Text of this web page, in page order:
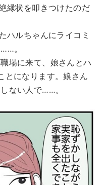
縁状を叩きつけたのだ
ハルちゃんにライコミ
。
場に来て、娘さんとハ
とになります。娘さん
ない人で……。